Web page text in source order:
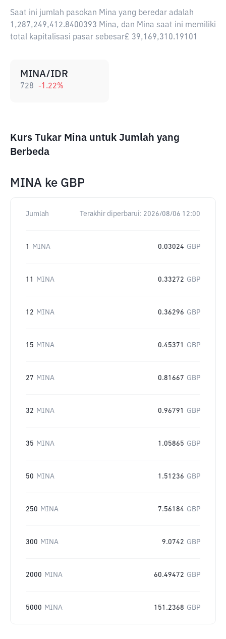
Saat ini jumlah pasokan Mina yang beredar adalah
1,287,249,412.8400393 Mina, dan Mina saat ini memiliki
total kapitalisasi pasar sebesar£ 39,169,310.19101
MINA/IDR
728 -1.22%
Kurs Tukar Mina untuk Jumlah yang
Berbeda
MINA ke GBP
Jumlah Terakhir diperbarui: 2026/08/06 12:00
1 MINA 0.03024 GBP
11 MINA 0.33272 GBP
12 MINA 0.36296 GBP
15 MINA 0.45371 GBP
27 MINA 0.81667 GBP
32 MINA 0.96791 GBP
35 MINA 1.05865 GBP
50 MINA 1.51236 GBP
250 MINA 7.56184 GBP
300 MINA 9.0742 GBP
2000 MINA 60.49472 GBP
5000 MINA 151.2368 GBP